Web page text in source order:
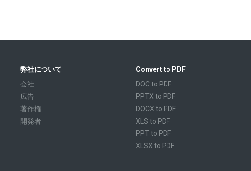
弊社について
会社
広告
著作権
開発者
Convert to PDF
DOC to PDF
PPTX to PDF
DOCX to PDF
XLS to PDF
PPT to PDF
XLSX to PDF